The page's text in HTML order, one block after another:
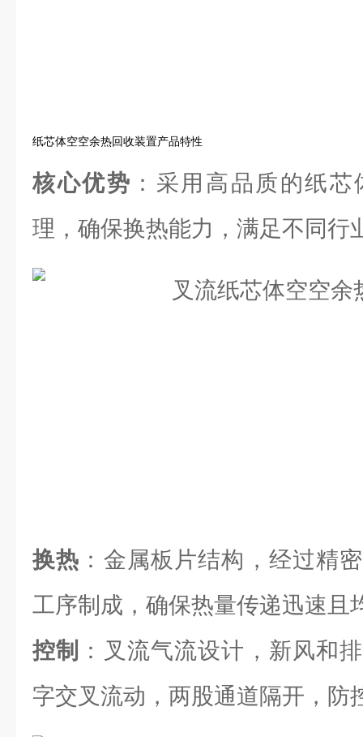
纸芯体空空余热回收装置产品特性
核心优势 ：采用高品质的纸
理，确保换热能力，满足不同行
换热 ：金属板片结构，经过精
工序制成，确保热量传递迅速且
控制
：叉流气流设计，新风和
字交叉流动，两股通道隔开，防